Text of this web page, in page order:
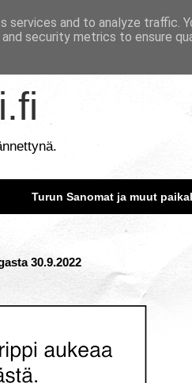
Turun Sanomat ja muut
30.9.2022
and to analyze traffic.
security metrics to ensure